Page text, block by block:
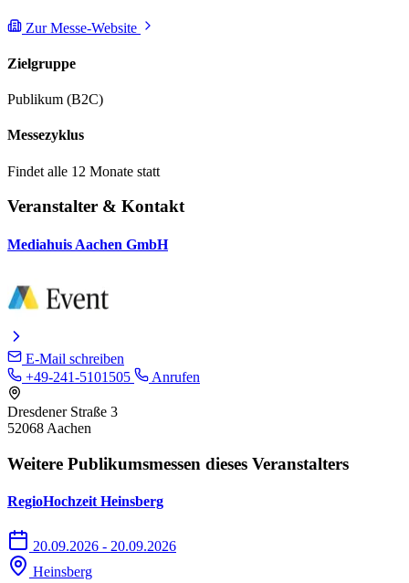
Zur Messe-Website
Zielgruppe
Publikum (B2C)
Messezyklus
Findet alle 12 Monate statt
Veranstalter & Kontakt
Mediahuis Aachen GmbH
E-Mail schreiben
+49-241-5101505
Anrufen
Dresdener Straße 3
52068 Aachen
Weitere Publikumsmessen dieses Veranstalters
RegioHochzeit Heinsberg
20.09.2026 - 20.09.2026
Heinsberg